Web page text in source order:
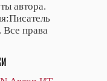
автора.
Все права